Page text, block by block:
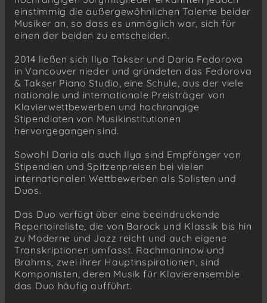
einstimmig die außergewöhnlichen Talente beider
Musiker an, so dass es unmöglich war, sich für
einen der beiden zu entscheiden.
2014 ließen sich Ilya Takser und Daria Fedorova
in Vancouver nieder und gründeten das Fedorova
& Takser Piano Studio, eine Schule, aus der viele
nationale und internationale Preisträger von
Klavierwettbewerben und hochrangige
Stipendiaten von Musikinstitutionen
hervorgegangen sind.
Sowohl Daria als auch Ilya sind Empfänger von
Stipendien und Spitzenpreisen bei vielen
internationalen Wettbewerben als Solisten und
Duos.
Das Duo verfügt über eine beeindruckende
Repertoireliste, die von Barock und Klassik bis hin
zu Moderne und Jazz reicht und auch eigene
Transkriptionen umfasst. Rachmaninow und
Brahms, zwei ihrer Hauptinspirationen, sind
Komponisten, deren Musik für Klavierensemble
das Duo häufig aufführt.